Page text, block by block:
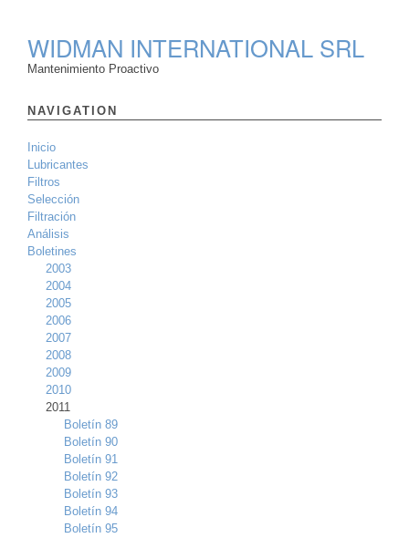
WIDMAN INTERNATIONAL SRL
Mantenimiento Proactivo
NAVIGATION
Inicio
Lubricantes
Filtros
Selección
Filtración
Análisis
Boletines
2003
2004
2005
2006
2007
2008
2009
2010
2011
Boletín 89
Boletín 90
Boletín 91
Boletín 92
Boletín 93
Boletín 94
Boletín 95